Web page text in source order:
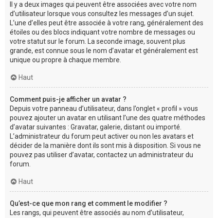
Il y a deux images qui peuvent être associées avec votre nom
d’utilisateur lorsque vous consultez les messages d’un sujet.
L’une d’elles peut être associée à votre rang, généralement des
étoiles ou des blocs indiquant votre nombre de messages ou
votre statut sur le forum. La seconde image, souvent plus
grande, est connue sous le nom d’avatar et généralement est
unique ou propre à chaque membre.
Haut
Comment puis-je afficher un avatar ?
Depuis votre panneau d’utilisateur, dans l’onglet « profil » vous
pouvez ajouter un avatar en utilisant l’une des quatre méthodes
d’avatar suivantes : Gravatar, galerie, distant ou importé.
L’administrateur du forum peut activer ou non les avatars et
décider de la manière dont ils sont mis à disposition. Si vous ne
pouvez pas utiliser d’avatar, contactez un administrateur du
forum.
Haut
Qu’est-ce que mon rang et comment le modifier ?
Les rangs, qui peuvent être associés au nom d’utilisateur,